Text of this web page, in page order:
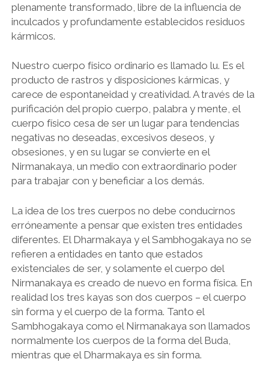
plenamente transformado, libre de la influencia de
inculcados y profundamente establecidos residuos
kármicos.
Nuestro cuerpo físico ordinario es llamado lu. Es el
producto de rastros y disposiciones kármicas, y
carece de espontaneidad y creatividad. A través de la
purificación del propio cuerpo, palabra y mente, el
cuerpo físico cesa de ser un lugar para tendencias
negativas no deseadas, excesivos deseos, y
obsesiones, y en su lugar se convierte en el
Nirmanakaya, un medio con extraordinario poder
para trabajar con y beneficiar a los demás.
La idea de los tres cuerpos no debe conducirnos
erróneamente a pensar que existen tres entidades
diferentes. El Dharmakaya y el Sambhogakaya no se
refieren a entidades en tanto que estados
existenciales de ser, y solamente el cuerpo del
Nirmanakaya es creado de nuevo en forma física. En
realidad los tres kayas son dos cuerpos – el cuerpo
sin forma y el cuerpo de la forma. Tanto el
Sambhogakaya como el Nirmanakaya son llamados
normalmente los cuerpos de la forma del Buda,
mientras que el Dharmakaya es sin forma.